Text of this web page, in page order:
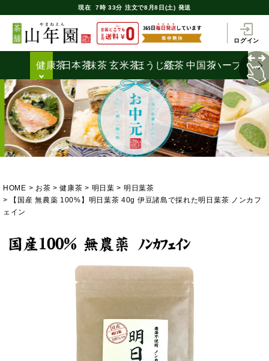
現在 7時 33分 注文で8月8日(土) 発送
ログイン
健康茶日本茶抹茶 玄米茶ほうじ茶
紅茶 中国茶ハーブティ
HOME お茶 健康茶 明日葉
明日葉茶
【国産 無農薬 100%】明日葉茶 40g 伊豆諸島で採れた明日葉茶 ノンカフ
ェイン